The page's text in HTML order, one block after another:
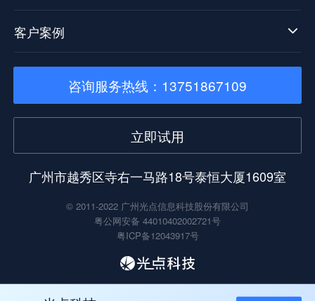
客户案例
咨询服务热线：13751867109
立即试用
广州市越秀区寺右一马路18号泰恒大厦1609室
© 2011-2022 广州光点信息科技股份有限公司
粤公网安备 44010402002721号
粤ICP备12043917号